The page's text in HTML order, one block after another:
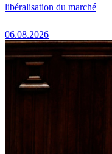
libéralisation du marché
06.08.2026